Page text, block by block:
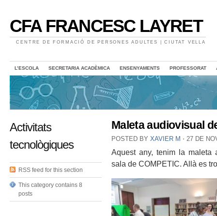
CFA FRANCESC LAYRET
CENTRE DE FORMACIÓ DE PERSONES ADULTES | CIUTAT VELLA
L’ESCOLA SECRETARIA ACADÈMICA ENSENYAMENTS PROFESSORAT
Activitats
tecnològiques
RSS feed for this section
This category contains 8
posts
Maleta audiovisual
POSTED BY XAVIER M ⋅ 27 DE
Aquest any, tenim la maleta
sala de COMPETIC. Allà es